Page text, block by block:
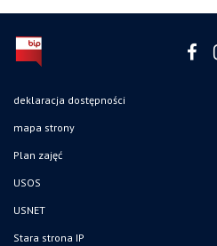
deklaracja dostępności
mapa strony
Plan zajęć
USOS
USNET
Stara strona IP